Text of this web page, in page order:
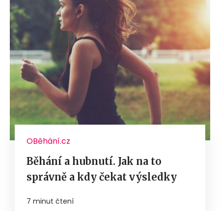
OBěhání.cz
Běhání a hubnutí. Jak na to
správně a kdy čekat výsledky
7 minut čtení